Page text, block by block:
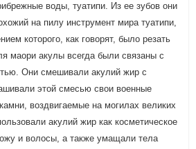
воды, туатипи. Из ее зубов они
на пилу инструмент мира туатипи,
которого, как говорят, было резать
маори акулы всегда были связаны с
Они смешивали акулий жир с
этой смесью свои военные
воздвигаемые на могилах великих
акулий жир как косметическое
и волосы, а также умащали тела